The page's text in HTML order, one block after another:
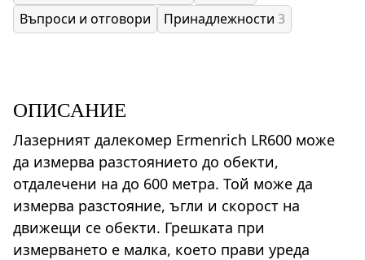
Въпроси и отговори
Принадлежности 3
ОПИСАНИЕ
Лазерният далекомер Ermenrich LR600 може
да измерва разстоянието до обекти,
отдалечени на до 600 метра. Той може да
измерва разстояние, ъгли и скорост на
движещи се обекти. Грешката при
измерването е малка, което прави уреда